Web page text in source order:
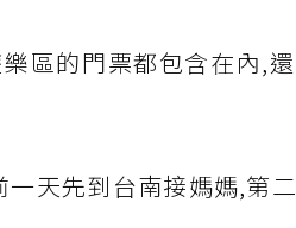
區的門票都包含在內,
天先到台南接媽媽,第